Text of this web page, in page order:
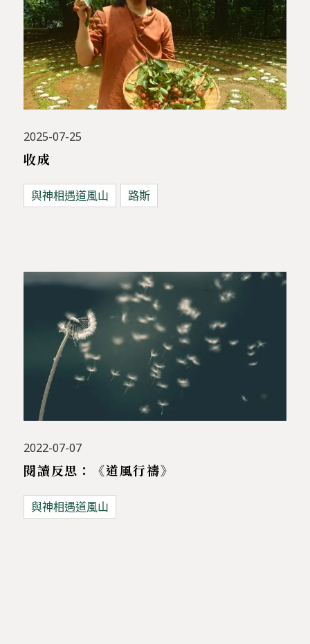
2025-07-25
收成
與神相遇道風山 路斯
2022-07-07
閱讀反思：《道風行禱》
與神相遇道風山